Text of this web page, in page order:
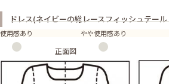
ドレス(ネイビーの総レースフィッシュテー
使用感あり やや使用感あり
正面図